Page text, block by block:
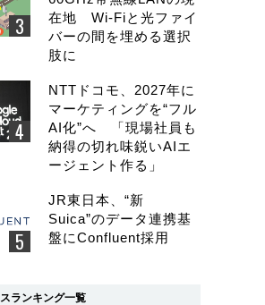
在地 Wi-Fiと光ファイ
バーの間を埋める選択
肢に
NTTドコモ、2027年に
マーケティングを“フル
AI化”へ 「現場社員も
納得の切れ味鋭いAIエ
ージェント作る」
JR東日本、“新
Suica”のデータ連携基
盤にConfluent採用
ランキング一覧